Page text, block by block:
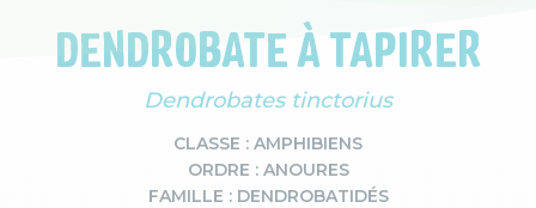
DENDROBATE À TAPIRER
Dendrobates tinctorius
CLASSE : AMPHIBIENS
ORDRE : ANOURES
FAMILLE : DENDROBATIDÉS